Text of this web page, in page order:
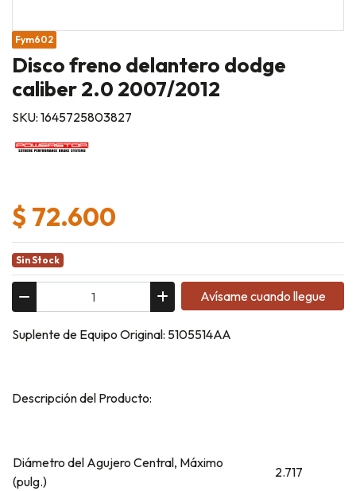
Fym602
Disco freno delantero dodge
caliber 2.0 2007/2012
SKU: 1645725803827
$ 72.600
Sin Stock
Avísame cuando llegue
Suplente de Equipo Original: 5105514AA
Descripción del Producto:
Diámetro del Agujero Central, Máximo
(pulg.)
2.717